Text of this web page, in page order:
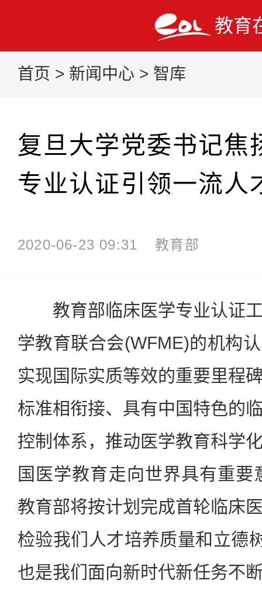
教育
首页 > 新闻中心 > 智库
复旦大学党委书记焦
专业认证引领一流人
2020-06-23 09:31 教育部
教育部临床医学专业认证工
学教育联合会(WFME)的机构
实现国际实质等效的重要里程
标准相衔接、具有中国特色的
控制体系，推动医学教育科学
国医学教育走向世界具有重要
教育部将按计划完成首轮临床
检验我们人才培养质量和立德
也是我们面向新时代新任务不